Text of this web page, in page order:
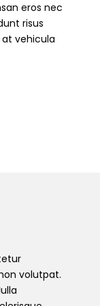
eros nec
risus
vehicula
volutpat.